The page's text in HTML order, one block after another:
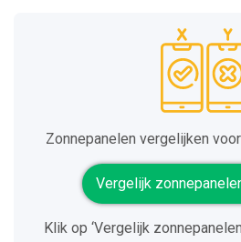
Zonnepanelen vergelijken
Vergelijk
Klik op ‘Vergelijk